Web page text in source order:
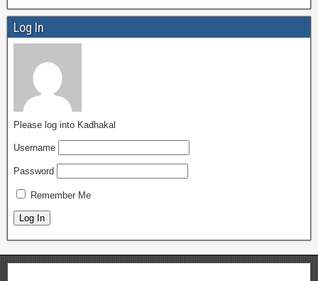
Log In
Please log into Kadhakal
Username
Password
Remember Me